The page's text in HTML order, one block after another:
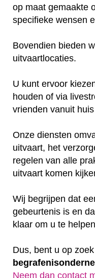
op maat gemaakte
specifieke wensen
Bovendien bieden
uitvaartlocaties.
U kunt ervoor
houden of via
vrienden vanuit
Onze diensten
uitvaart, het
regelen van alle
uitvaart komen
Wij begrijpen dat
gebeurtenis is en
klaar om u te
Dus, bent u op
Neem dan contact